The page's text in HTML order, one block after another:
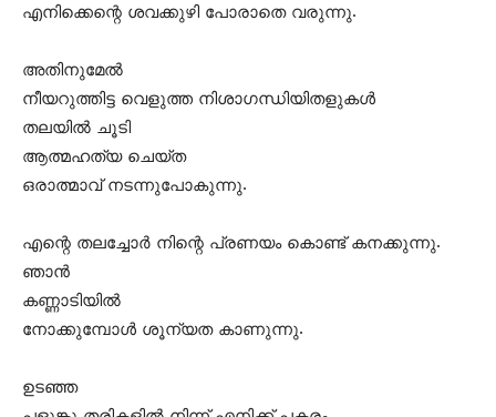
എനിക്കെന്റെ ശവക്കുഴി പോരാതെ വരുന്നു.
അതിനുമേല്‍
നീയറുത്തിട്ട വെളുത്ത നിശാഗന്ധിയിതളുകള്‍
തലയില്‍ ചൂടി
ആത്മഹത്യ ചെയ്ത
ഒരാത്മാവ് നടന്നുപോകുന്നു.
എന്റെ തലച്ചോര്‍ നിന്റെ പ്രണയം കൊണ്ട് കനക്കുന്നു.
ഞാന്‍
കണ്ണാടിയില്‍
നോക്കുമ്പോള്‍ ശൂന്യത കാണുന്നു.
ഉടഞ്ഞ